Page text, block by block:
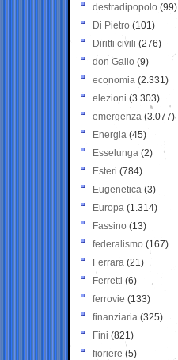
destradipopolo (99)
Di Pietro (101)
Diritti civili (276)
don Gallo (9)
economia (2.331)
elezioni (3.303)
emergenza (3.077)
Energia (45)
Esselunga (2)
Esteri (784)
Eugenetica (3)
Europa (1.314)
Fassino (13)
federalismo (167)
Ferrara (21)
Ferretti (6)
ferrovie (133)
finanziaria (325)
Fini (821)
fioriere (5)